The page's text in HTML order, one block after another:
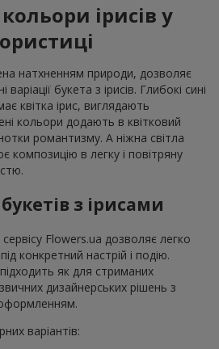
ірисів у
натхненням природи, дозволяє
букета з ірисів. Глибокі сині
квітка ірис, виглядають
кольори додають в квітковий
романтизму. А ніжна світла
композицію в легку і повітряну
з ірисами
Flowers.ua дозволяє легко
конкретний настрій і подію.
як для стриманих
дизайнерських рішень з
варіантів: